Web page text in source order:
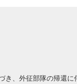
き、外征部隊の帰還